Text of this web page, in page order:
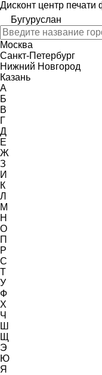
Дисконт центр печати
Бугуруслан
Москва
Санкт-Петербург
Нижний Новгород
Казань
А
Б
В
Г
Д
Е
Ж
З
И
К
Л
М
Н
О
П
Р
С
Т
У
Ф
Х
Ч
Ш
Щ
Э
Ю
Я